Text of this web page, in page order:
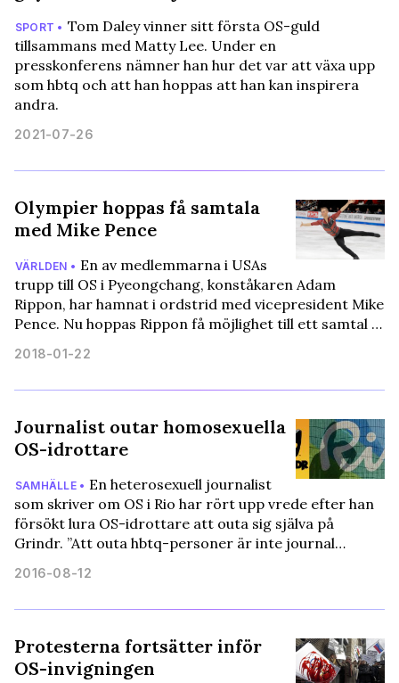
SPORT • Tom Daley vinner sitt första OS-guld
tillsammans med Matty Lee. Under en
presskonferens nämner han hur det var att växa upp
som hbtq och att han hoppas att han kan inspirera
andra.
2021-07-26
Olympier hoppas få samtala
med Mike Pence
VÄRLDEN • En av medlemmarna i USAs
trupp till OS i Pyeongchang, konståkaren Adam
Rippon, har hamnat i ordstrid med vicepresident Mike
Pence. Nu hoppas Rippon få möjlighet till ett samtal …
2018-01-22
Journalist outar homosexuella
OS-idrottare
SAMHÄLLE • En heterosexuell journalist
som skriver om OS i Rio har rört upp vrede efter han
försökt lura OS-idrottare att outa sig själva på
Grindr. ”Att outa hbtq-personer är inte journal…
2016-08-12
Protesterna fortsätter inför
OS-invigningen